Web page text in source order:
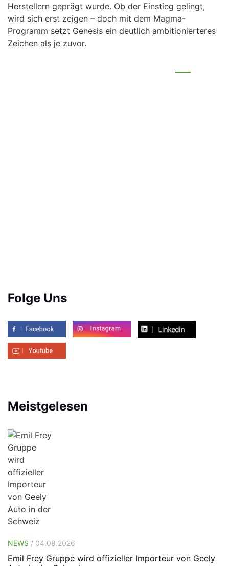
Herstellern geprägt wurde. Ob der Einstieg gelingt,
wird sich erst zeigen – doch mit dem Magma-
Programm setzt Genesis ein deutlich ambitionierteres
Zeichen als je zuvor.
Folge Uns
Meistgelesen
NEWS / 04.08.2026
Emil Frey Gruppe wird offizieller Importeur von Geely